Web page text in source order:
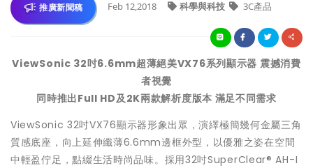
推廣新聞稿 Feb 12,2018 科學與科技 3C產品
ViewSonic 32吋6.6mm超薄絕美VX76系列顯示器 震撼消費
者視覺
同時推出Full HD及2K兩款解析度版本 滿足不同需求
ViewSonic 32吋VX76顯示器形象出眾，演繹極簡幾何金屬三角
質感底座， 向上延伸纖薄6.6mm邊框外型，以優雅之姿在空間
中輕盈佇足，點綴生活時尚品味。採用32吋SuperClear® AH-I